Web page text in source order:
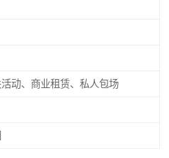
动、商业租赁、私人包场